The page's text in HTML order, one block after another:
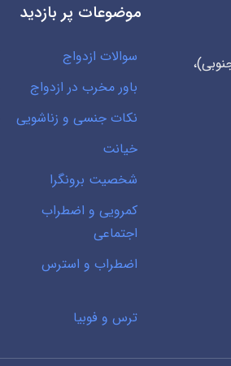
موضوعات پر بازدید
سوالات ازدواج
باور مخرب در ازدواج
نکات جنسی و زناشویی
خیانت
شخصیت برونگرا
کمرویی و اضطراب
اجتماعی
اضطراب و استرس
ترس و فوبیا